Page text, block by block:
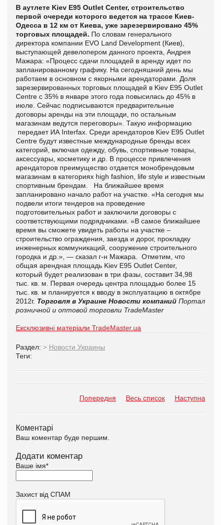
В аутлете Kiev E95 Outlet Center, строительство
первой очереди которого ведется на трассе Киев-
Одесса в 12 км от Киева, уже зарезервировано 45%
торговых площадей. По словам генерального
директора компании EVO Land Development (Киев),
выступающей девелопером данного проекта, Андрея
Мажара: «Процесс сдачи площадей в аренду идет по
запланированному графику. На сегодняшний день мы
работаем в основном с якорными арендаторами. Доля
зарезервированных торговых площадей в Kiev E95 Outlet
Centre с 35% в январе этого года повысилась до 45% в
июле. Сейчас подписываются предварительные
договоры аренды на эти площади, по остальным
магазинам ведутся переговоры». Такую информацию
передает ИА Interfax . Среди арендаторов Kiev E95 Outlet
Centre будут известные международные бренды всех
категорий, включая одежду, обувь, спортивные товары,
аксессуары, косметику и др. В процессе привлечения
арендаторов преимущество отдается монобрендовым
магазинам в категориях high fashion, life style и известным
спортивным брендам. На ближайшее время
запланировано начало работ на участке. «На сегодня мы
подвели итоги тендеров на проведение
подготовительных работ и заключили договоры с
соответствующими подрядчиками. «В самое ближайшее
время вы сможете увидеть работы на участке –
строительство ограждения, заезда и дорог, прокладку
инженерных коммуникаций, сооружение строительного
городка и др.», — сказал г-н Мажара. Отметим, что
общая арендная площадь Kiev E95 Outlet Center,
который будет реализован в три фазы, составит 34,98
тыс. кв. м. Первая очередь центра площадью более 15
тыс. кв. м планируется к вводу в эксплуатацию в октябре
2012г. Торговля в Украине Новости компаний Портал
розничной и оптовой торговли TradeMaster
Ексклюзивні матеріали TradeMaster.ua
Раздел: > Новости Украины
Теги:
Попередня Весь список Наступна
Коментарі
Ваш коментар буде першим.
Додати коментар
Ваше імя*
Захист від СПАМ